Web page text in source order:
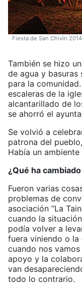
Fiesta de San Chivín
También se hizo
de agua y basuras
para la
escaleras de la
alcantarillado de
se ahorró el
Se volvió a
patrona del
Había un
¿Qué ha
Fueron varias
problemas de
asociación “La
cuando la
podía volver a
fuera viniendo o la
cuando nos
apoyo y la
van
todo lo contrario.